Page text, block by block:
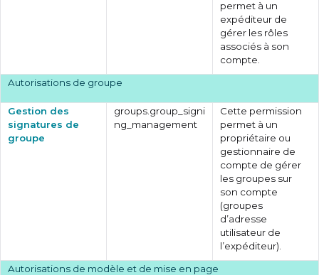
permet à un
expéditeur de
gérer les rôles
associés à son
compte.
Autorisations de groupe
Gestion des
signatures de
groupe
groups.group_signi
ng_management
Cette permission
permet à un
propriétaire ou
gestionnaire de
compte de gérer
les groupes sur
son compte
(groupes
d’adresse
utilisateur de
l’expéditeur).
Autorisations de modèle et de mise en page